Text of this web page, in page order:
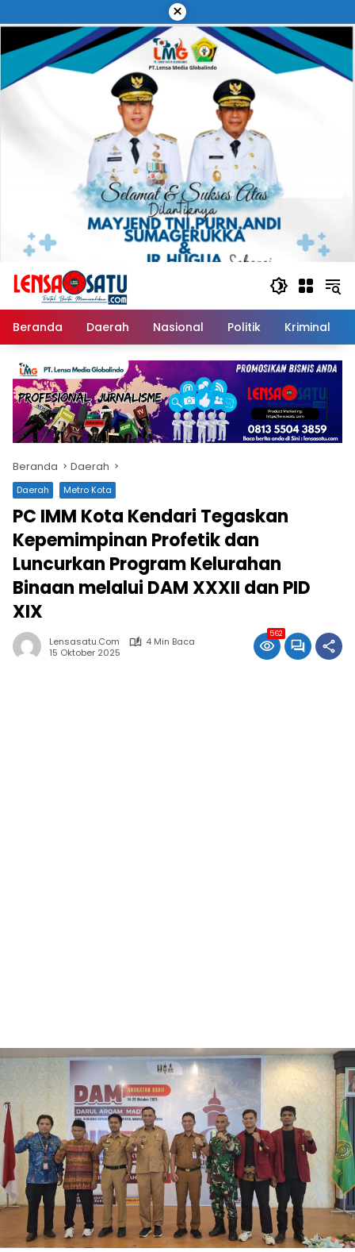
ke
konten
×
Beranda Daerah Nasional Politik Kriminal
Beranda Daerah
Daerah Metro Kota
PC IMM Kota Kendari Tegaskan
Kepemimpinan Profetik dan
Luncurkan Program Kelurahan
Binaan melalui DAM XXXII dan PID
XIX
Lensasatu.com
4 Min Baca
15 Oktober 2025
562